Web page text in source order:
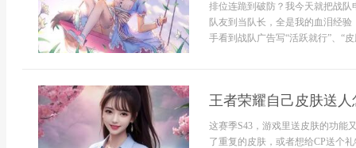
排位连跪到破防？我今天就把战
队友到当队长，全是我的血泪经
手看到战队广告写“活跃就行”、“
王者荣耀自己皮肤送
这赛季S43，游戏里送皮肤的功能
了重复的皮肤，或者想给CP送个